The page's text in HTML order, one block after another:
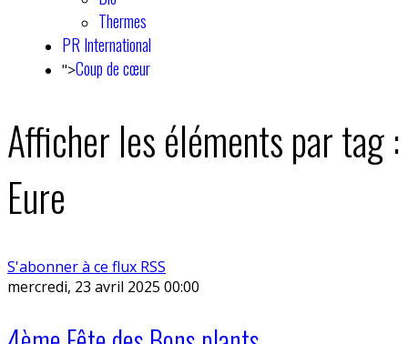
Thermes
PR International
">Coup de cœur
Afficher les éléments par tag :
Eure
S'abonner à ce flux RSS
mercredi, 23 avril 2025 00:00